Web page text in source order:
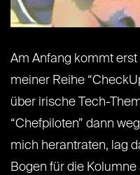
Am Anfang kommt
meiner Reihe
über irische Tech-
“Chefpiloten” dann
mich herantraten, lag
Bogen für die